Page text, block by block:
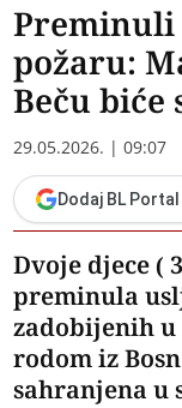
Preminuli
požaru:
Beču
29.05.2026. | 09:07
Dodaj BL
Dvoje djece (
preminula
zadobijenih u
rodom iz
sahranjena u